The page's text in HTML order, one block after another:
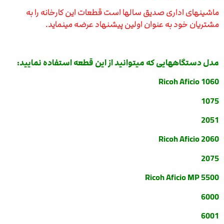
ماشینهای اداری صدیق سالها است قطعات این کارخانه را به
مشتریان خود به عنوان اولین پیشنهاد عرضه مینماید.
مدل دستگاههایی که میتوانید از این قطعه استفاده نمایید:
Ricoh Aficio 1060
1075
2051
Ricoh Aficio 2060
2075
Ricoh Aficio MP 5500
6000
6001